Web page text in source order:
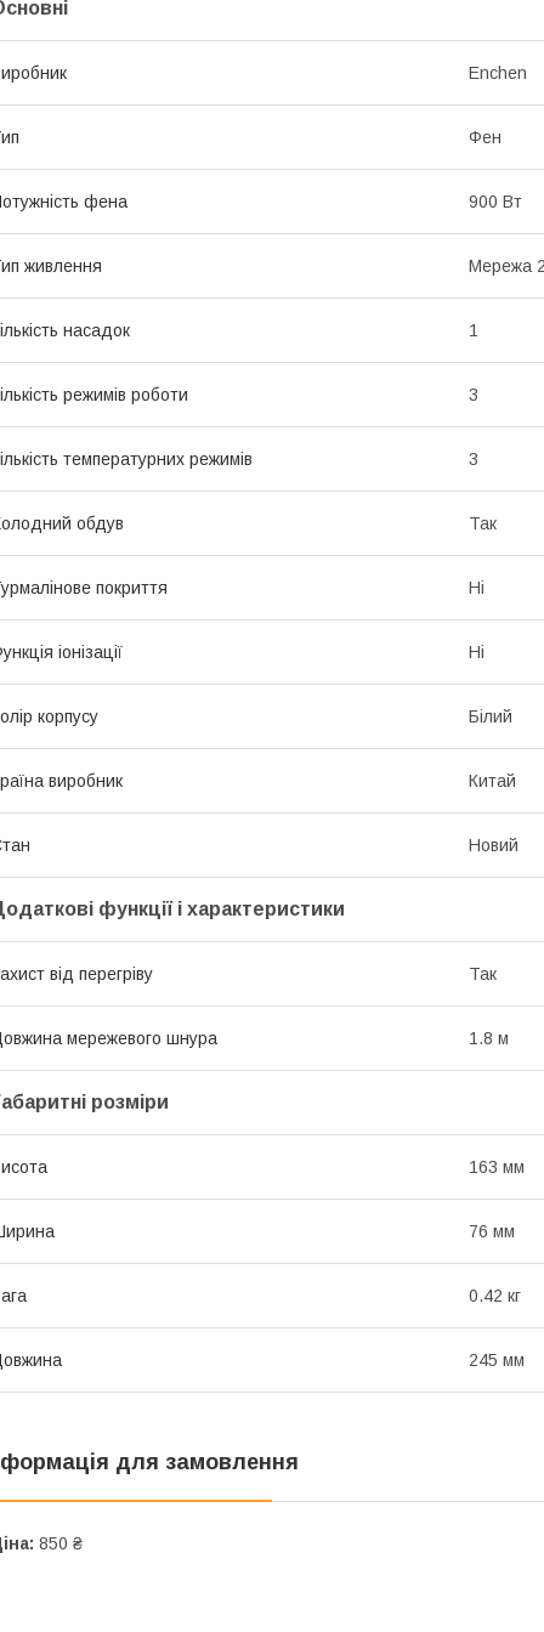
Enchen
Фен
фена 900 Вт
живлення Мережа
насадок 1
режимів роботи 3
температурних режимів 3
обдув Так
покриття Ні
іонізації Ні
корпусу Білий
виробник Китай
Новий
функції і характеристики
від перегріву Так
мережевого шнура 1.8 м
розміри
163 мм
76 мм
0.42 кг
245 мм
для замовлення
850 ₴